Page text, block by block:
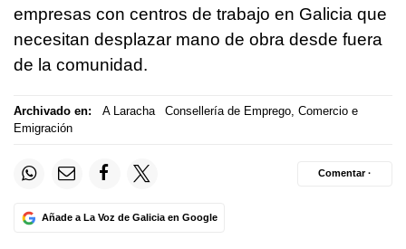
empresas con centros de trabajo en Galicia que
necesitan desplazar mano de obra desde fuera
de la comunidad.
Archivado en: A Laracha
Consellería de Emprego, Comercio e
Emigración
Añade a La Voz de Galicia en Google
Comentar ·